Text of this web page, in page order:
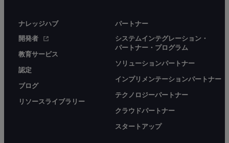
ナレッジハブ
開発者
教育サービス
認定
ブログ
リソースライブラリー
パートナー
システムインテグレーション・
パートナー・プログラム
ソリューションパートナー
インプリメンテーションパートナー
テクノロジーパートナー
クラウドパートナー
スタートアップ